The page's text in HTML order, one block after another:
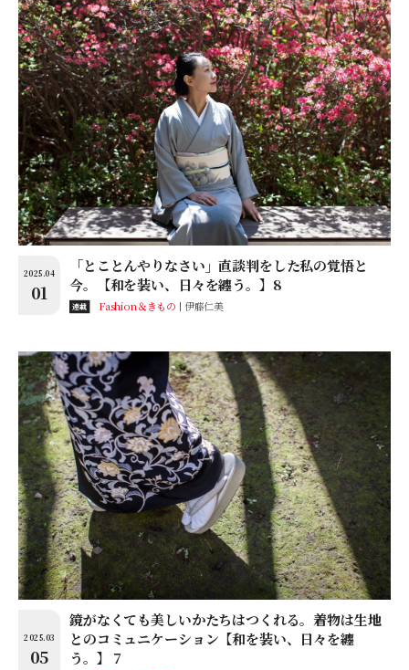
2025.04
01
「とことんやりなさい」直談判をした私の覚悟と
今。【和を装い、日々を纏う。】8
連載 Fashion＆きもの 伊藤仁美
2025.03
05
鏡がなくても美しいかたちはつくれる。着物は生地
とのコミュニケーション【和を装い、日々を纏
う。】 7